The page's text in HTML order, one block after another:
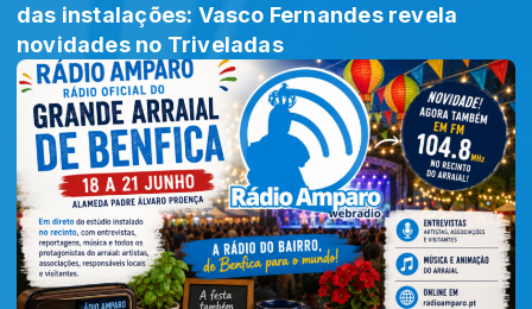
das instalações: Vasco Fernandes revela
novidades no Triveladas